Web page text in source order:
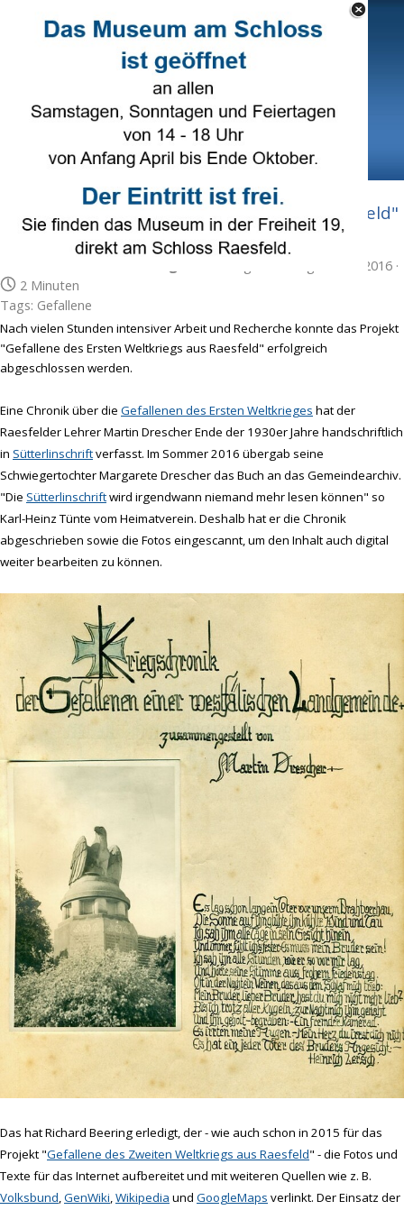
Select Language ▼
Menü überspringen
Projekt "Gefallene des I. Weltkriegs aus Raesfeld"
abgeschlossen.
· Freitag 23 Dez 2016 ·
2 Minuten
Tags: Gefallene
Nach vielen Stunden intensiver Arbeit und Recherche konnte das Projekt
"Gefallene des Ersten Weltkriegs aus Raesfeld" erfolgreich
abgeschlossen werden.
Eine Chronik über die Gefallenen des Ersten Weltkrieges hat der
Raesfelder Lehrer Martin Drescher Ende der 1930er Jahre handschriftlich
in Sütterlinschriftverfasst. Im Sommer 2016 übergab seine
Schwiegertochter Margarete Drescher das Buch an das Gemeindearchiv.
"Die Sütterlinschriftwird irgendwann niemand mehr lesen können" so
Karl-Heinz Tünte vom Heimatverein. Deshalb hat er die Chronik
abgeschrieben sowie die Fotos eingescannt, um den Inhalt auch digital
weiter bearbeiten zu können.
Das hat Richard Beering erledigt, der - wie auch schon in 2015 für das
Projekt "Gefallene des Zweiten Weltkriegs aus Raesfeld" - die Fotos und
Texte für das Internet aufbereitet und mit weiteren Quellen wie z. B.
Volksbund,GenWiki,Wikipedia und GoogleMaps verlinkt. Der Einsatz der